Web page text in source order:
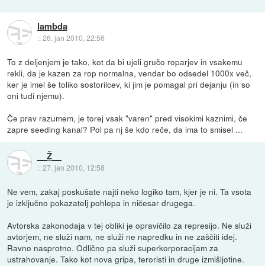
lambda
::26. jan 2010, 22:56
To z deljenjem je tako, kot da bi ujeli gručo roparjev in vsakemu
rekli, da je kazen za rop normalna, vendar bo odsedel 1000x več,
ker je imel še toliko sostorilcev, ki jim je pomagal pri dejanju (in so
oni tudi njemu).
Če prav razumem, je torej vsak "varen" pred visokimi kaznimi, če
zapre seeding kanal? Pol pa nj še kdo reče, da ima to smisel ...
__Ž__
::27. jan 2010, 12:58
Ne vem, zakaj poskušate najti neko logiko tam, kjer je ni. Ta vsota
je izključno pokazatelj pohlepa in ničesar drugega.
Avtorska zakonodaja v tej obliki je opravičilo za represijo. Ne služi
avtorjem, ne služi nam, ne služi ne napredku in ne zaščiti idej.
Ravno nasprotno. Odlično pa služi superkorporacijam za
ustrahovanje. Tako kot nova gripa, teroristi in druge izmišljotine.